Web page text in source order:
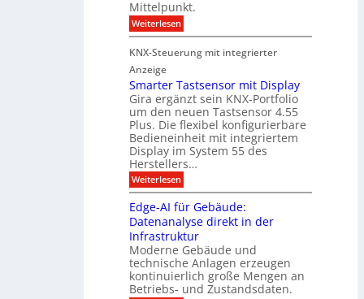
M
D
T
c
h
n
o
l
o
g
e
s
e
s
t
e
k
e
n
n
u
n
g
m
i
t
A
n
s
a
e
r
ö
f
n
e
t
n
e
u
e
s
A
u
s
b
i
l
Mittelpunkt.
Weiterlesen:
S
c
e
r
h
e
i
t
s
e
x
p
o
M
ü
n
c
h
e
n
2
0
KNX-Steuerung mit integrierter
Anzeige
Smarter Tastsensor mit Display
Gira ergänzt sein KNX-Portfolio
um den neuen Tastsensor 4.55
Plus. Die flexibel konfigurierbare
Bedieneinheit mit integriertem
Display im System 55 des
Herstellers…
Weiterlesen:
S
m
a
r
t
e
r
T
a
s
Edge-AI für Gebäude:
Datenanalyse direkt in der
Infrastruktur
Moderne Gebäude und
technische Anlagen erzeugen
kontinuierlich große Mengen an
Betriebs- und Zustandsdaten.